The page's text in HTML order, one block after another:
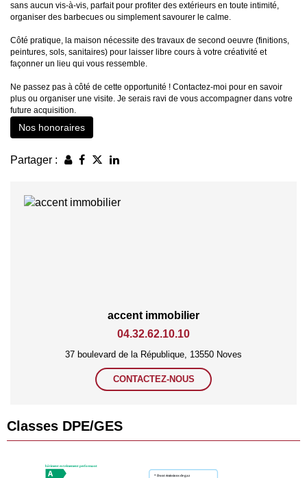
sans aucun vis-à-vis, parfait pour profiter des extérieurs en toute intimité,
organiser des barbecues ou simplement savourer le calme.
Côté pratique, la maison nécessite des travaux de second oeuvre (finitions,
peintures, sols, sanitaires) pour laisser libre cours à votre créativité et
façonner un lieu qui vous ressemble.
Ne passez pas à côté de cette opportunité ! Contactez-moi pour en savoir
plus ou organiser une visite. Je serais ravi de vous accompagner dans votre
future acquisition.
Nos honoraires
Partager :
accent immobilier
04.32.62.10.10
37 boulevard de la République, 13550 Noves
CONTACTEZ-NOUS
Classes DPE/GES